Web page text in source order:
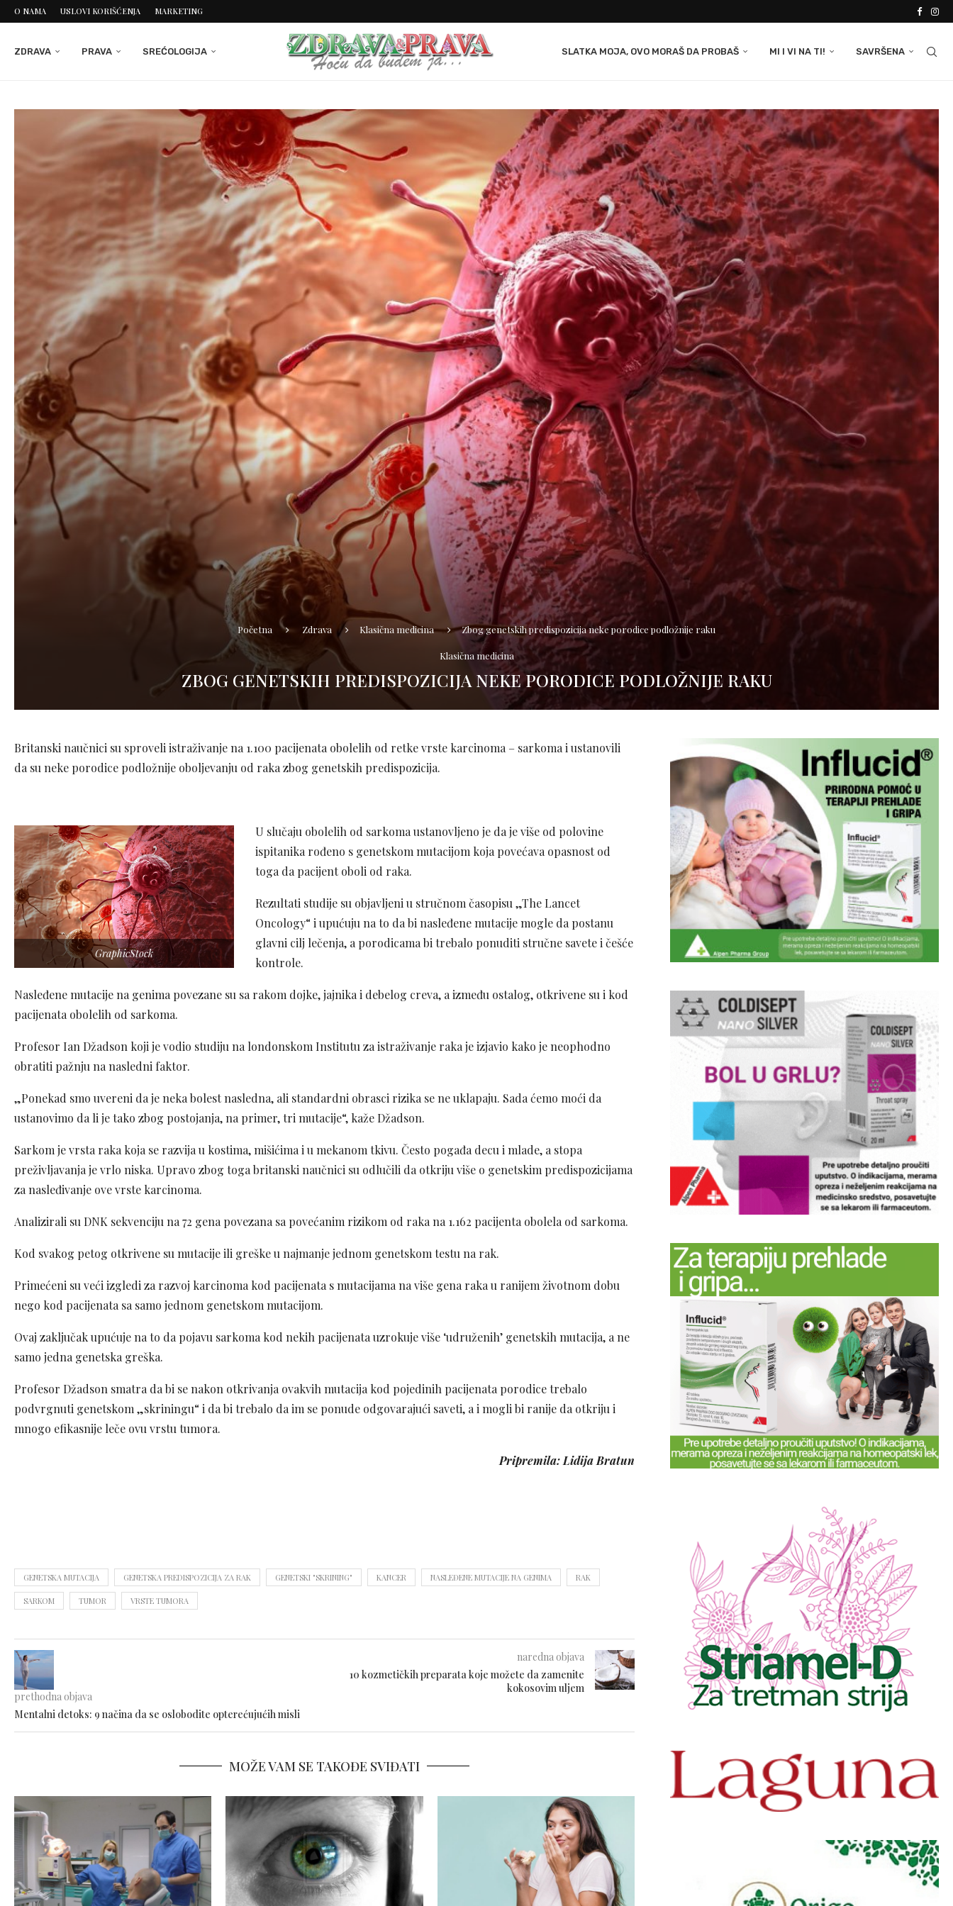
O NAMA USLOVI KORIŠĆENJA MARKETING
ZDRAVA PRAVA SREĆOLOGIJA SLATKA MOJA, OVO MORAŠ DA PROBAŠ MI I VI NA TI! SAVRŠENA
Početna Zdrava Klasična medicina Zbog genetskih predispozicija neke porodice podložnije raku
Klasična medicina
ZBOG GENETSKIH PREDISPOZICIJA NEKE PORODICE PODLOŽNIJE RAKU
Britanski naučnici su sproveli istraživanje na 1.100 pacijenata obolelih od retke vrste karcinoma – sarkoma i ustanovili
da su neke porodice podložnije oboljevanju od raka zbog genetskih predispozicija.
GraphicStock
U slučaju obolelih od sarkoma ustanovljeno je da je više od polovine
ispitanika rođeno s genetskom mutacijom koja povećava opasnost od
toga da pacijent oboli od raka.
Rezultati studije su objavljeni u stručnom časopisu „The Lancet
Oncology“ i upućuju na to da bi nasleđene mutacije mogle da postanu
glavni cilj lečenja, a porodicama bi trebalo ponuditi stručne savete i češće
kontrole.
Nasleđene mutacije na genima povezane su sa rakom dojke, jajnika i debelog creva, a između ostalog, otkrivene su i kod
pacijenata obolelih od sarkoma.
Profesor Ian Džadson koji je vodio studiju na londonskom Institutu za istraživanje raka je izjavio kako je neophodno
obratiti pažnju na nasledni faktor.
„Ponekad smo uvereni da je neka bolest nasledna, ali standardni obrasci rizika se ne uklapaju. Sada ćemo moći da
ustanovimo da li je tako zbog postojanja, na primer, tri mutacije“, kaže Džadson.
Sarkom je vrsta raka koja se razvija u kostima, mišićima i u mekanom tkivu. Često pogađa decu i mlade, a stopa
preživljavanja je vrlo niska. Upravo zbog toga britanski naučnici su odlučili da otkriju više o genetskim predispozicijama
za nasleđivanje ove vrste karcinoma.
Analizirali su DNK sekvenciju na 72 gena povezana sa povećanim rizikom od raka na 1.162 pacijenta obolela od sarkoma.
Kod svakog petog otkrivene su mutacije ili greške u najmanje jednom genetskom testu na rak.
Primećeni su veći izgledi za razvoj karcinoma kod pacijenata s mutacijama na više gena raka u ranijem životnom dobu
nego kod pacijenata sa samo jednom genetskom mutacijom.
Ovaj zaključak upućuje na to da pojavu sarkoma kod nekih pacijenata uzrokuje više ‘udruženih’ genetskih mutacija, a ne
samo jedna genetska greška.
Profesor Džadson smatra da bi se nakon otkrivanja ovakvih mutacija kod pojedinih pacijenata porodice trebalo
podvrgnuti genetskom „skriningu“ i da bi trebalo da im se ponude odgovarajući saveti, a i mogli bi ranije da otkriju i
mnogo efikasnije leče ovu vrstu tumora.
Pripremila: Lidija Bratun
GENETSKA MUTACIJA GENETSKA PREDISPOZICIJA ZA RAK GENETSKI "SKRINING" KANCER NASLEĐENE MUTACIJE NA GENIMA RAK
SARKOM TUMOR VRSTE TUMORA
prethodna objava
Mentalni detoks: 9 načina da se oslobodite opterećujućih misli
naredna objava
10 kozmetičkih preparata koje možete da zamenite
kokosovim uljem
MOŽE VAM SE TAKOĐE SVIĐATI